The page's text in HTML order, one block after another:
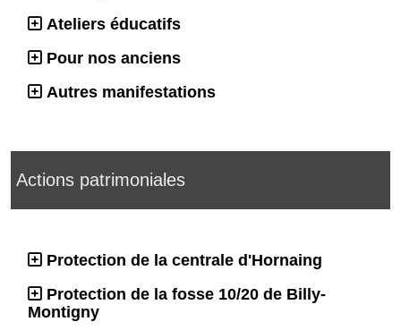
Ateliers éducatifs
Pour nos anciens
Autres manifestations
Actions patrimoniales
Protection de la centrale d'Hornaing
Protection de la fosse 10/20 de Billy-
Montigny